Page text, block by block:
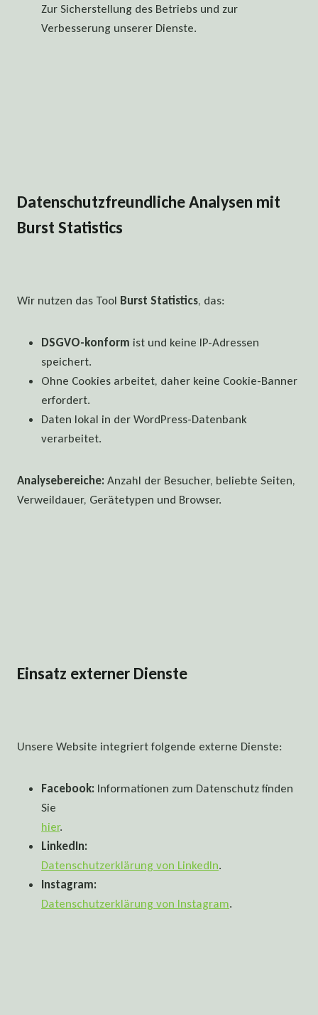
Zur Sicherstellung des Betriebs und zur
Verbesserung unserer Dienste.
Datenschutzfreundliche Analysen mit
Burst Statistics
Wir nutzen das Tool Burst Statistics, das:
DSGVO-konform ist und keine IP-Adressen
speichert.
Ohne Cookies arbeitet, daher keine Cookie-Banner
erfordert.
Daten lokal in der WordPress-Datenbank
verarbeitet.
Analysebereiche: Anzahl der Besucher, beliebte Seiten,
Verweildauer, Gerätetypen und Browser.
Einsatz externer Dienste
Unsere Website integriert folgende externe Dienste:
Facebook: Informationen zum Datenschutz finden
Sie
hier.
LinkedIn:
Datenschutzerklärung von LinkedIn.
Instagram:
Datenschutzerklärung von Instagram.